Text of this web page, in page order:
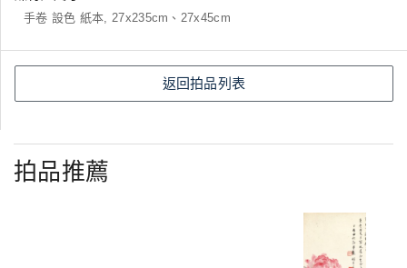
手卷 設色 紙本, 27x235cm、27x45cm
返回拍品列表
拍品推薦